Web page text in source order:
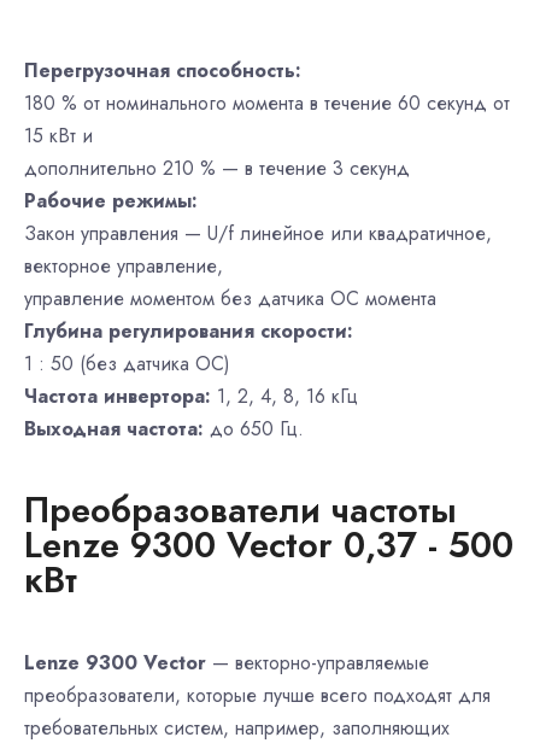
Перегрузочная способность:
180 % от номинального момента в течение 60 секунд от
15 кВт и
дополнительно 210 % — в течение 3 секунд
Рабочие режимы:
Закон управления — U/f линейное или квадратичное,
векторное управление,
управление моментом без датчика ОС момента
Глубина регулирования скорости:
1 : 50 (без датчика ОС)
Частота инвертора: 1, 2, 4, 8, 16 кГц
Выходная частота: до 650 Гц.
Преобразователи частоты
Lenze 9300 Vector 0,37 - 500
кВт
Lenze 9300 Vector — векторно-управляемые
преобразователи, которые лучше всего подходят для
требовательных систем, например, заполняющих